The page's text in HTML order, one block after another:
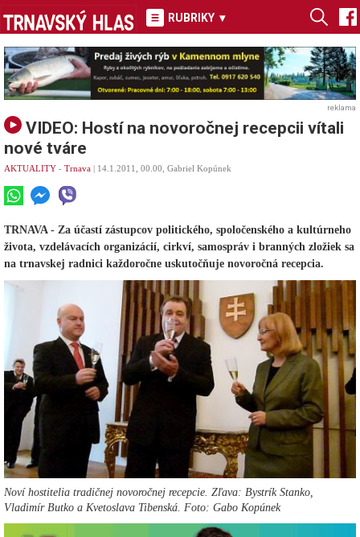
RUBRIKY ▾
reklama
VIDEO: Hostí na novoročnej recepcii vítali
nové tváre
AKTUALITY - Trnava | 14.1.2011, 00.00, Gabriel Kopúnek
TRNAVA - Za účastí zástupcov politického, spoločenského a kultúrneho
života, vzdelávacích organizácií, cirkví, samospráv i branných zložiek sa
na trnavskej radnici každoročne uskutočňuje novoročná recepcia.
Noví hostitelia tradičnej novoročnej recepcie. Zľava: Bystrík Stanko,
Vladimír Butko a Kvetoslava Tibenská. Foto: Gabo Kopúnek